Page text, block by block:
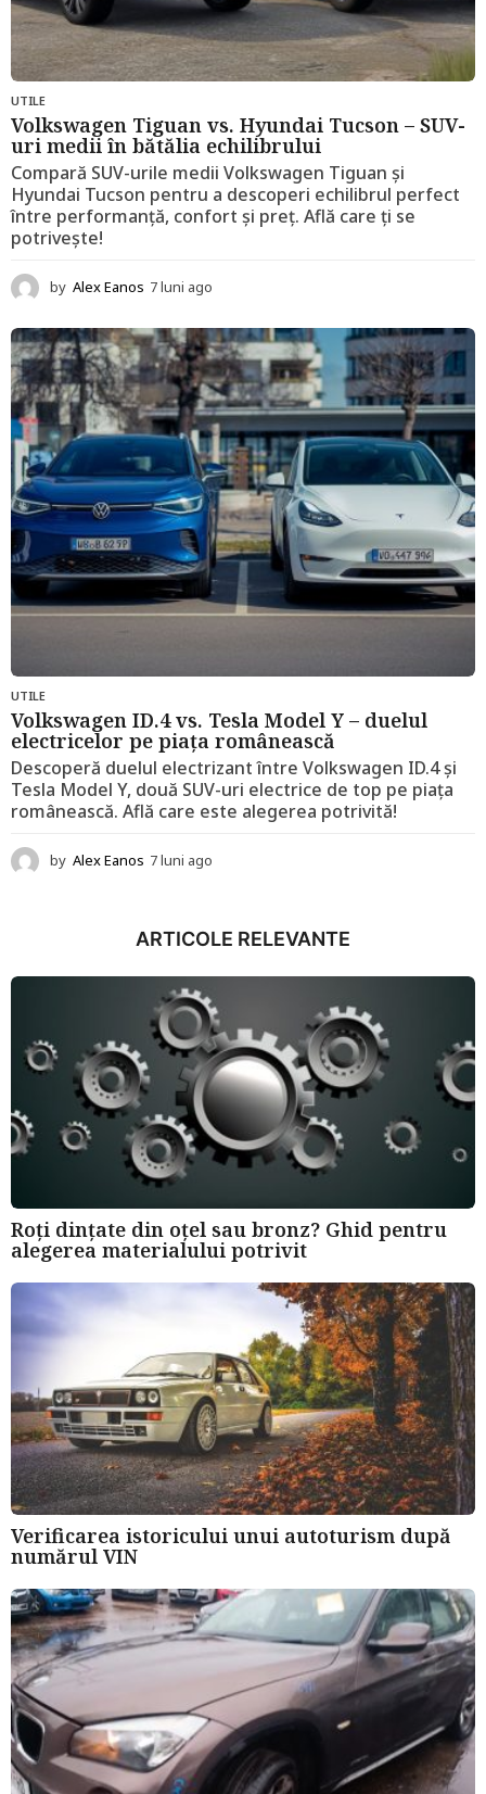
UTILE
Volkswagen Tiguan vs. Hyundai Tucson – SUV-
uri medii în bătălia echilibrului
Compară SUV-urile medii Volkswagen Tiguan și
Hyundai Tucson pentru a descoperi echilibrul perfect
între performanță, confort și preț. Află care ți se
potrivește!
by Alex Eanos 7 luni ago
l
u
n
i
a
g
o
UTILE
Volkswagen ID.4 vs. Tesla Model Y – duelul
electricelor pe piața românească
Descoperă duelul electrizant între Volkswagen ID.4 și
Tesla Model Y, două SUV-uri electrice de top pe piața
românească. Află care este alegerea potrivită!
by Alex Eanos 7 luni ago
n
g
o
ARTICOLE RELEVANTE
Roți dințate din oțel sau bronz? Ghid pentru
alegerea materialului potrivit
Verificarea istoricului unui autoturism după
numărul VIN